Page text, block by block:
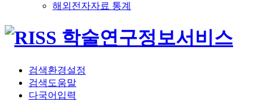
해외전자자료 통계
검색환경설정
검색도움말
다국어입력